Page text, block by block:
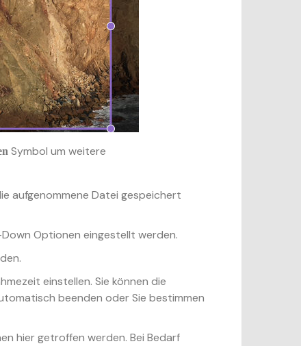
Symbol um weitere
aufgenommene Datei gespeichert
Optionen eingestellt werden.
einstellen. Sie können die
beenden oder Sie bestimmen
hier getroffen werden. Bei Bedarf